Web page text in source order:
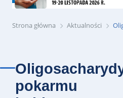
Strona główna Aktualności
pokarmu